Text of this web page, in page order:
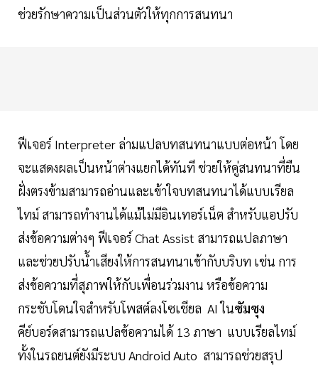
ช่วยรักษาความเป็นส่วนตัวให้ทุกการสนทนา
ฟีเจอร์ Interpreter ล่ามแปลบทสนทนาแบบต่อหน้า โดย
จะแสดงผลเป็นหน้าต่างแยกได้ทันที ช่วยให้คู่สนทนาที่ยืน
ฝั่งตรงข้ามสามารถอ่านและเข้าใจบทสนทนาได้แบบเรียล
ไทม์ สามารถทำงานได้แม้ไม่มีอินเทอร์เน็ต สำหรับแอปรับ
ส่งข้อความต่างๆ ฟีเจอร์ Chat Assist สามารถแปลภาษา
และช่วยปรับน้ำเสียงให้การสนทนาเข้ากับบริบท เช่น การ
ส่งข้อความที่สุภาพให้กับเพื่อนร่วมงาน หรือข้อความ
กระชับโดนใจสำหรับโพสต์ลงโซเชียล AI ในซัมซุง
คีย์บอร์ดสามารถแปลข้อความได้ 13 ภาษา แบบเรียลไทม์
ทั้งในรถยนต์ยังมีระบบ Android Auto สามารถช่วยสรุป